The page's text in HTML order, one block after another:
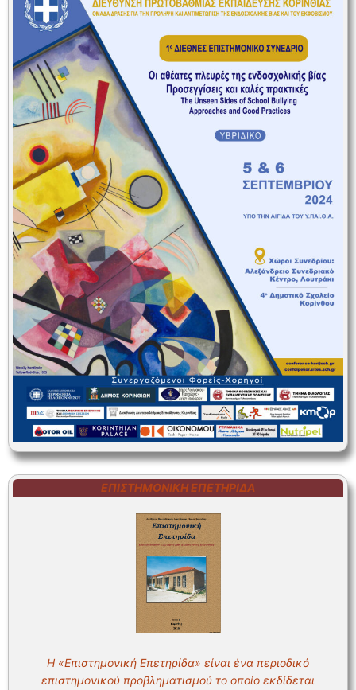
ΕΠΙΣΤΗΜΟΝΙΚΗ ΕΠΕΤΗΡΙΔΑ
Η «Επιστημονική Επετηρίδα» είναι ένα περιοδικό
επιστημονικού προβληματισμού το οποίο εκδίδεται